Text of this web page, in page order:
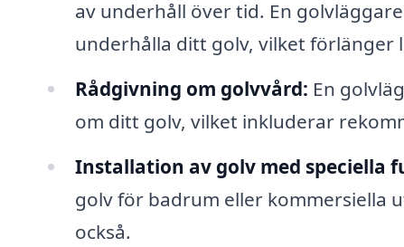
av underhåll över tid. En
underhålla ditt golv, vilket förlänger
Rådgivning om golvvård: En
om ditt golv, vilket inkluderar
Installation av golv med speciella
golv för badrum eller kommersiella
också.